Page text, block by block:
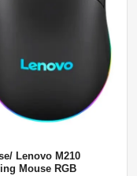
Lenovo M210
Mouse RGB